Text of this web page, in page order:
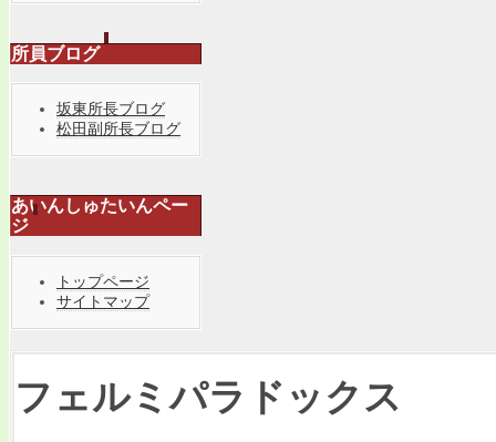
所員ブログ
坂東所長ブログ
松田副所長ブログ
あいんしゅたいんペー
ジ
トップページ
サイトマップ
フェルミパラドックス